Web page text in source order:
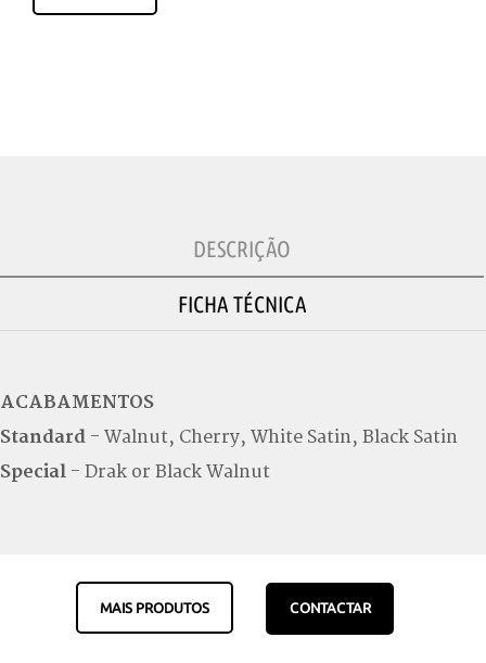
DESCRIÇÃO
FICHA TÉCNICA
ACABAMENTOS
Standard - Walnut, Cherry, White Satin, Black Satin
Special - Drak or Black Walnut
MAIS PRODUTOS CONTACTAR